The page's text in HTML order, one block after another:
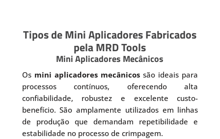
Tipos de Mini Aplicadores Fabricados
pela MRD Tools
Mini Aplicadores Mecânicos
Os mini aplicadores mecânicos são ideais para
processos contínuos, oferecendo alta
confiabilidade, robustez e excelente custo-
benefício. São amplamente utilizados em linhas
de produção que demandam repetibilidade e
estabilidade no processo de crimpagem.